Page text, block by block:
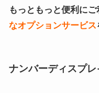
もっともっと便利にご
なオプションサービス
ナンバーディスプレ